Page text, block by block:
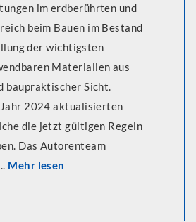
im erdberührten und
beim Bauen im Bestand
der wichtigsten
Materialien aus
baupraktischer Sicht.
2024 aktualisierten
die jetzt gültigen Regeln
Das Autorenteam
Mehr lesen